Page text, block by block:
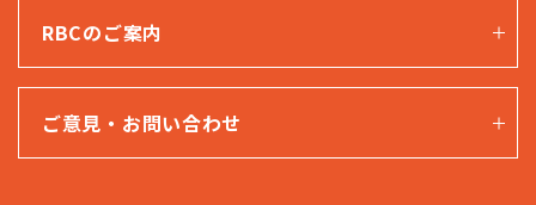
RBCのご案内
ご意見・お問い合わせ